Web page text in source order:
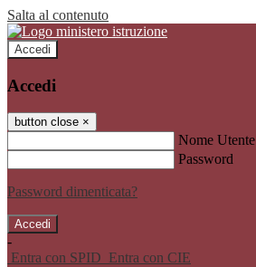
Salta al contenuto
Accedi
Accedi
button close ×
Nome Utente
Password
Password dimenticata?
-
Entra con SPID Entra con CIE